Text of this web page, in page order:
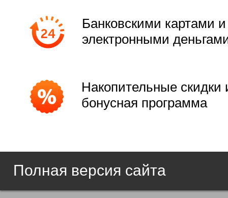
Банковскими картами и
электронными
Накопительные скидки
бонусная программа
Полная версия сайта